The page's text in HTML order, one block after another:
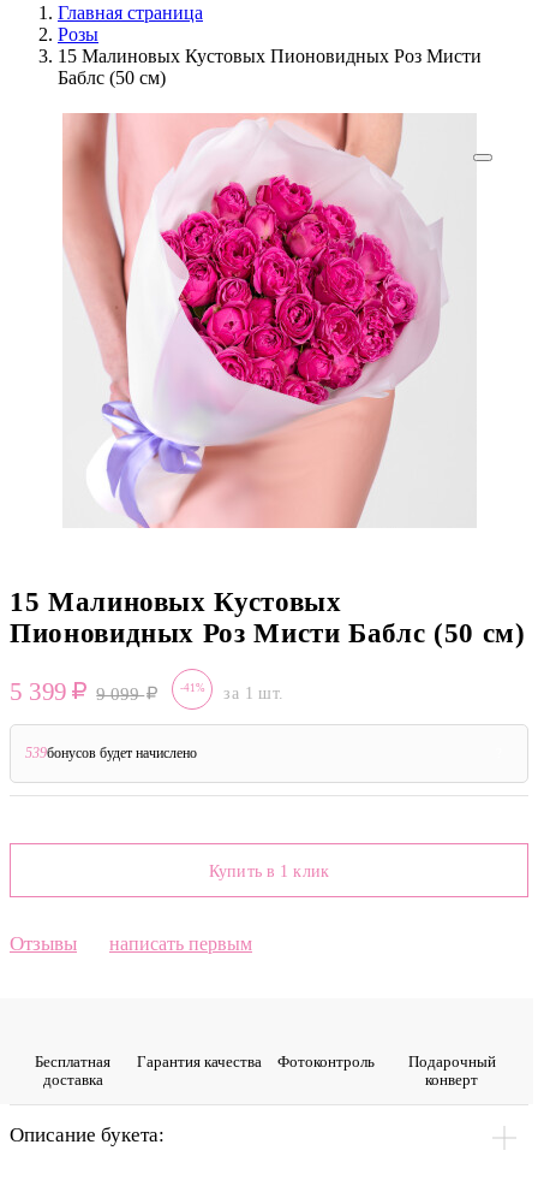
Главная страница
Розы
15 Малиновых Кустовых Пионовидных Роз Мисти
Баблс (50 см)
15 Малиновых Кустовых
Пионовидных Роз Мисти Баблс (50 см)
5 399 9 099 -41% за 1 шт.
539бонусов будет начислено
Купить в 1 клик
Отзывы написать первым
Бесплатная
доставка
Гарантия качества Фото­контроль
Подарочный
конверт
Описание букета: